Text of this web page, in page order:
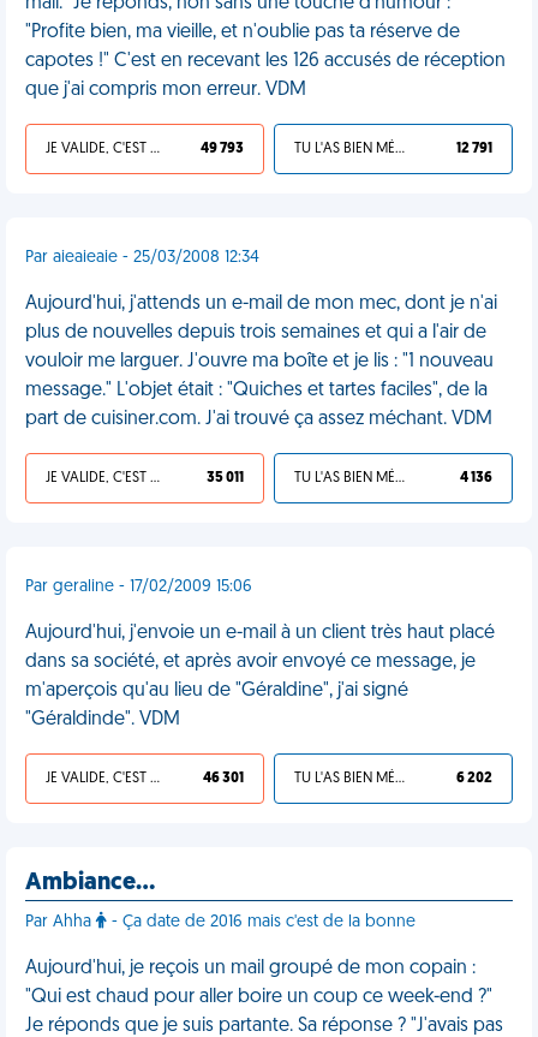
"Profite bien, ma vieille, et n'oublie pas ta réserve de
capotes !" C'est en recevant les 126 accusés de réception
que j'ai compris mon erreur. VDM
JE VALIDE, C'EST UNE VDM 49 793 TU L'AS BIEN MÉRITÉ 12 791
Par aieaieaie - 25/03/2008 12:34
Aujourd'hui, j'attends un e-mail de mon mec, dont je n'ai
plus de nouvelles depuis trois semaines et qui a l'air de
vouloir me larguer. J'ouvre ma boîte et je lis : "1 nouveau
message." L'objet était : "Quiches et tartes faciles", de la
part de cuisiner.com. J'ai trouvé ça assez méchant. VDM
JE VALIDE, C'EST UNE VDM 35 011 TU L'AS BIEN MÉRITÉ 4 136
Par geraline - 17/02/2009 15:06
Aujourd'hui, j'envoie un e-mail à un client très haut placé
dans sa société, et après avoir envoyé ce message, je
m'aperçois qu'au lieu de "Géraldine", j'ai signé
"Géraldinde". VDM
JE VALIDE, C'EST UNE VDM 46 301 TU L'AS BIEN MÉRITÉ 6 202
Ambiance…
Par Ahha - Ça date de 2016 mais c'est de la bonne
Aujourd'hui, je reçois un mail groupé de mon copain :
"Qui est chaud pour aller boire un coup ce week-end ?"
Je réponds que je suis partante. Sa réponse ? "J'avais pas